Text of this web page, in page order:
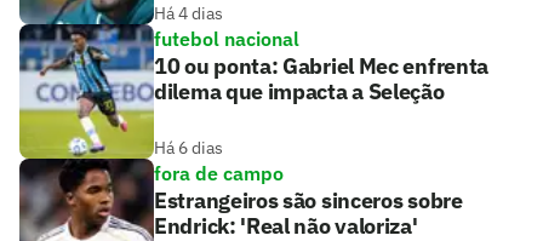
Há 4 dias
futebol nacional
10 ou ponta: Gabriel Mec enfrenta
dilema que impacta a Seleção
Há 6 dias
fora de campo
Estrangeiros são sinceros sobre
Endrick: 'Real não valoriza'